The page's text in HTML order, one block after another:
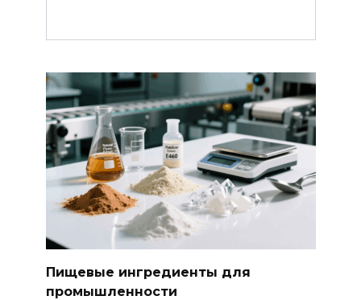
Пищевые ингредиенты для
промышленности